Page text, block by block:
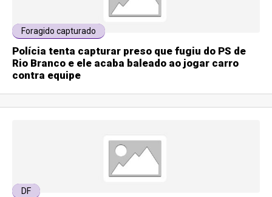
Foragido capturado
Polícia tenta capturar preso que fugiu do PS de
Rio Branco e ele acaba baleado ao jogar carro
contra equipe
DF